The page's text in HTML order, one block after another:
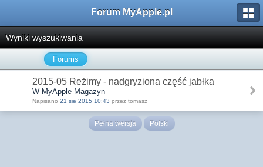
Forum MyApple.pl
Wyniki wyszukiwania
Forums
2015-05 Reżimy - nadgryziona część jabłka
W MyApple Magazyn
Napisano 21 sie 2015 10:43 przez tomasz
Pełna wersja Polski